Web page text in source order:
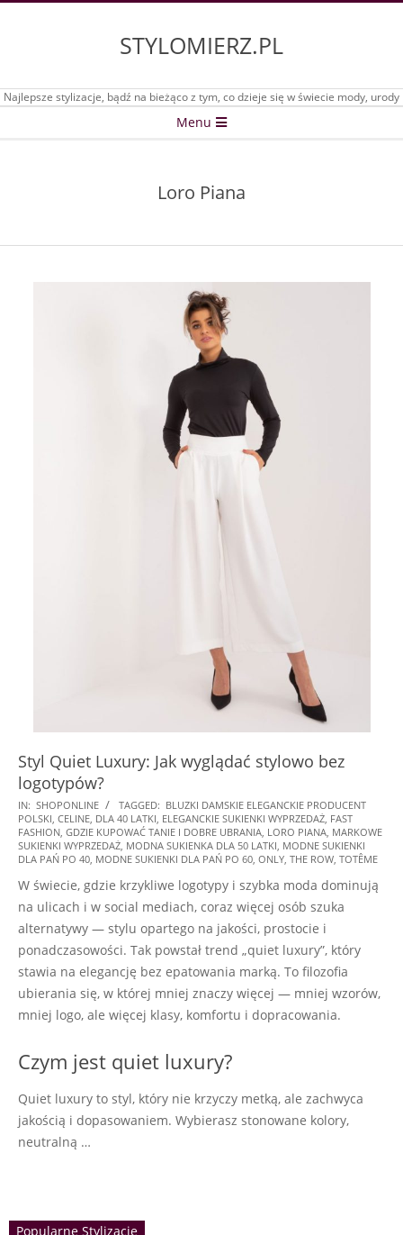
STYLOMIERZ.PL
Najlepsze stylizacje, bądź na bieżąco z tym, co dzieje się w świecie mody, urody
Menu
Loro Piana
Styl Quiet Luxury: Jak wyglądać stylowo bez
logotypów?
2026-
02-
24
IN: SHOPONLINE TAGGED: BLUZKI DAMSKIE ELEGANCKIE PRODUCENT
POLSKI, CELINE, DLA 40 LATKI, ELEGANCKIE SUKIENKI WYPRZEDAŻ, FAST
FASHION, GDZIE KUPOWAĆ TANIE I DOBRE UBRANIA, LORO PIANA, MARKOWE
SUKIENKI WYPRZEDAŻ, MODNA SUKIENKA DLA 50 LATKI, MODNE SUKIENKI
DLA PAŃ PO 40, MODNE SUKIENKI DLA PAŃ PO 60, ONLY, THE ROW, TOTÊME
W świecie, gdzie krzykliwe logotypy i szybka moda dominują
na ulicach i w social mediach, coraz więcej osób szuka
alternatywy — stylu opartego na jakości, prostocie i
ponadczasowości. Tak powstał trend „quiet luxury”, który
stawia na elegancję bez epatowania marką. To filozofia
ubierania się, w której mniej znaczy więcej — mniej wzorów,
mniej logo, ale więcej klasy, komfortu i dopracowania.
Czym jest quiet luxury?
Quiet luxury to styl, który nie krzyczy metką, ale zachwyca
jakością i dopasowaniem. Wybierasz stonowane kolory,
neutralną …
Popularne Stylizacje